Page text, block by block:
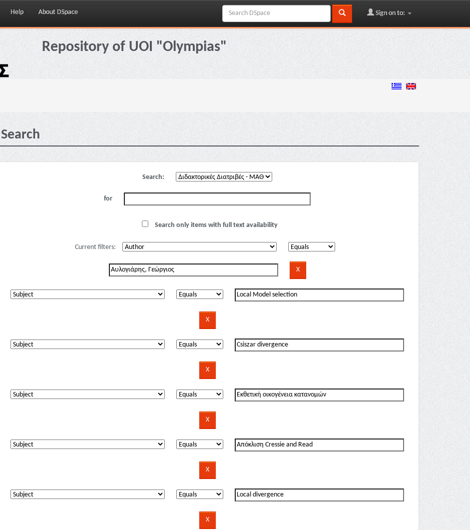
Help About DSpace Sign on to:
Repository of UOI "Olympias"
Search
Search:
for
Search only items with full text availability
Current filters: